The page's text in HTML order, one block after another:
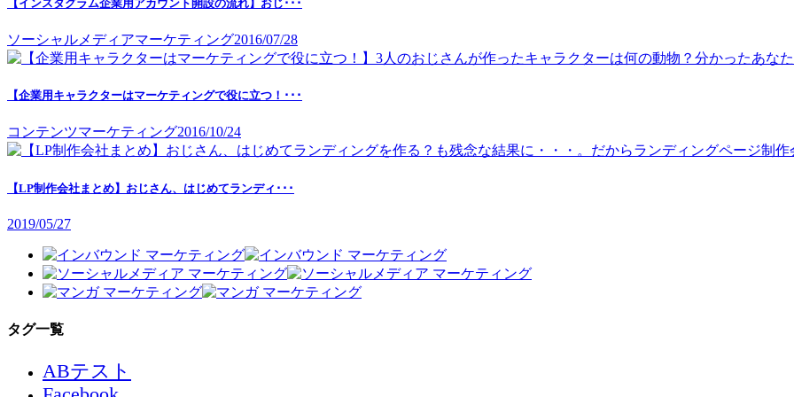
【インスタグラム企業用アカウント開設の流れ】おじ･･･
ソーシャルメディアマーケティング2016/07/28
【企業用キャラクターはマーケティングで役に立つ！･･･
コンテンツマーケティング2016/10/24
【LP制作会社まとめ】おじさん、はじめてランディ･･･
2019/05/27
タグ一覧
ABテスト